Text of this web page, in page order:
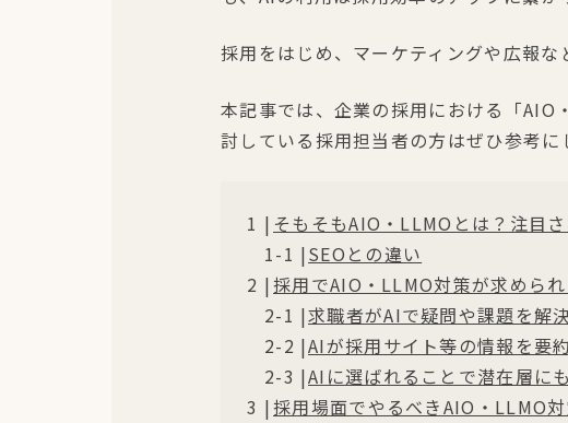
採用をはじめ、マーケティングや広報な
本記事では、企業の採用における「AIO
討している採用担当者の方はぜひ参考に
そもそもAIO・LLMOとは？注目
SEOとの違い
採用でAIO・LLMO対策が求めら
求職者がAIで疑問や課題を解
AIが採用サイト等の情報を要
AIに選ばれることで潜在層に
採用場面でやるべきAIO・LLMO